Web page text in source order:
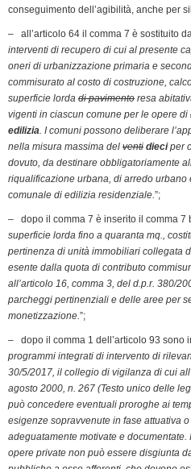
conseguimento dell’agibilità, anche per
– all’articolo 64 il comma 7 è sostituito
interventi di recupero di cui al presente
oneri di urbanizzazione primaria e
commisurato al costo di costruzione,
superficie lorda di pavimento resa
vigenti in ciascun comune per le opere di
edilizia. I comuni possono deliberare
nella misura massima del venti dieciper
dovuto, da destinare obbligatoriamente
riqualificazione urbana, di arredo
comunale di edilizia residenziale.”;
– dopo il comma 7 è inserito il comma 7
superficie lorda fino a quaranta mq.,
pertinenza di unità immobiliari collegata
esente dalla quota di contributo
all’articolo 16, comma 3, del d.p.r. 380/
parcheggi pertinenziali e delle aree per
monetizzazione.”;
– dopo il comma 1 dell’articolo 93 sono
programmi integrati di intervento di
30/5/2017, il collegio di vigilanza di cui
agosto 2000, n. 267 (Testo unico delle
può concedere eventuali proroghe ai
esigenze sopravvenute in fase attuativa
adeguatamente motivate e
opere private non può essere disgiunta